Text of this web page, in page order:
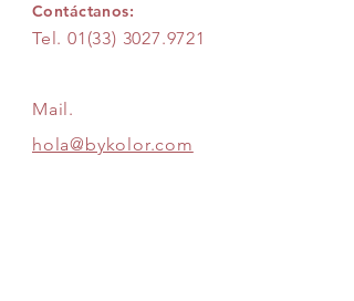
Contáctanos:
Tel. 01(33) 3027.9721
Mail.
hola@bykolor.com